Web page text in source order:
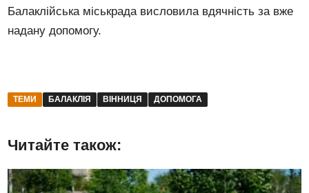
Балаклійська міськрада висловила вдячність за вже
надану допомогу.
ТЕМИ БАЛАКЛІЯ ВІННИЦЯ ДОПОМОГА
Читайте також: